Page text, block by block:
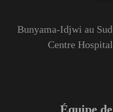
Bunyama-Idjwi au
Centre